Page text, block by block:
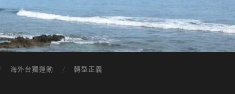
海外台獨運動 轉型正義